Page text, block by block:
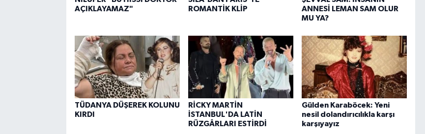
AÇIKLAYAMAZ"
ROMANTİK KLİP
ANNESİ LEMAN SAM OLUR
MU YA?
TÜDANYA DÜŞEREK KOLUNU
KIRDI
RİCKY MARTİN
İSTANBUL'DA LATİN
RÜZGÂRLARI ESTİRDİ
Gülden Karaböcek: Yeni
nesil dolandırıcılıkla karşı
karşıyayız